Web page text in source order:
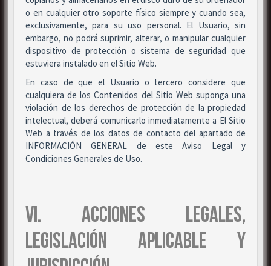
o en cualquier otro soporte físico siempre y cuando sea,
exclusivamente, para su uso personal. El Usuario, sin
embargo, no podrá suprimir, alterar, o manipular cualquier
dispositivo de protección o sistema de seguridad que
estuviera instalado en el Sitio Web.
En caso de que el Usuario o tercero considere que
cualquiera de los Contenidos del Sitio Web suponga una
violación de los derechos de protección de la propiedad
intelectual, deberá comunicarlo inmediatamente a El Sitio
Web a través de los datos de contacto del apartado de
INFORMACIÓN GENERAL de este Aviso Legal y
Condiciones Generales de Uso.
VI. ACCIONES LEGALES,
LEGISLACIÓN APLICABLE Y